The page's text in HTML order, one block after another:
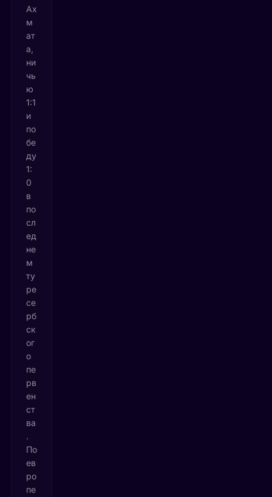
Ах
м
ат
а,
ни
чь
ю
1:1
и
по
бе
ду
1:
0
в
по
сл
ед
не
м
ту
ре
се
рб
ск
ог
о
пе
рв
ен
ст
ва
.
По
ев
ро
пе